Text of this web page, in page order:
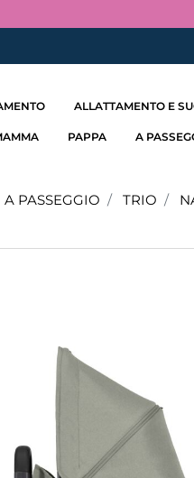
ALLATTAMENTO E
PAPPA A
A PASSEGGIO TRIO